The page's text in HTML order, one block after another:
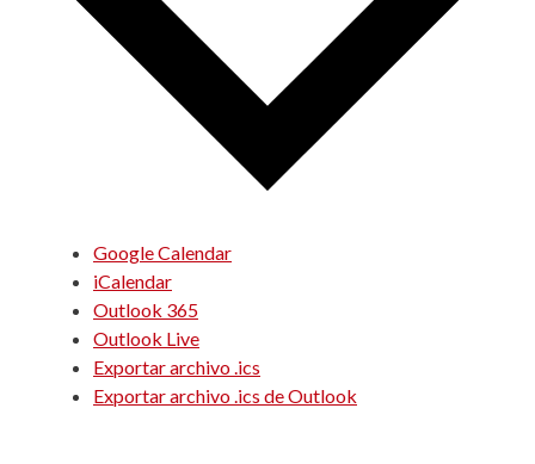
Google Calendar
iCalendar
Outlook 365
Outlook Live
Exportar archivo .ics
Exportar archivo .ics de Outlook